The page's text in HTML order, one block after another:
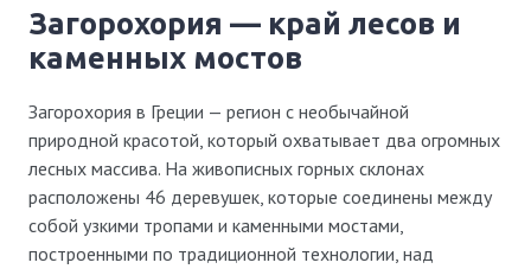
Загорохория — край лесов и
каменных мостов
Загорохория в Греции — регион с необычайной
природной красотой, который охватывает два огромных
лесных массива. На живописных горных склонах
расположены 46 деревушек, которые соединены между
собой узкими тропами и каменными мостами,
построенными по традиционной технологии, над